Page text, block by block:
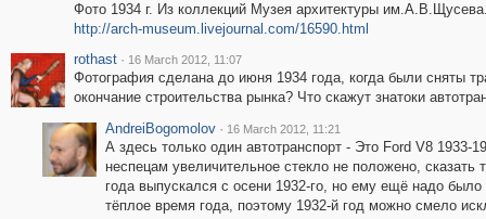
Фото 1934 г. Из коллекций Музея архитектуры
http://arch-museum.livejournal.com/16590.html
rothast · 16 March 2012, 11:07
Фотография сделана до июня 1934 года, когда были сняты
окончание строительства рынка? Что скажут знатоки
AndreiBogomolov · 16 March 2012, 11:21
А здесь только один автотранспорт - Это Ford V8 1933-
неспецам увеличительное стекло не положено,
года выпускался с осени 1932-го, но ему ещё надо
тёплое время года, поэтому 1932-й год можно смело